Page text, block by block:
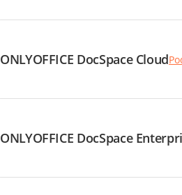
ONLYOFFICE DocSpace Cloud
ONLYOFFICE DocSpace